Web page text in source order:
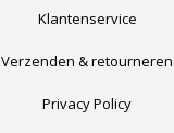
Klantenservice
Verzenden & retourneren
Privacy Policy